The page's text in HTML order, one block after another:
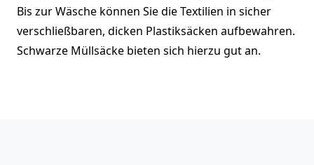
Bis zur Wäsche können Sie die Textilien in sicher
verschließbaren, dicken Plastiksäcken aufbewahren.
Schwarze Müllsäcke bieten sich hierzu gut an.